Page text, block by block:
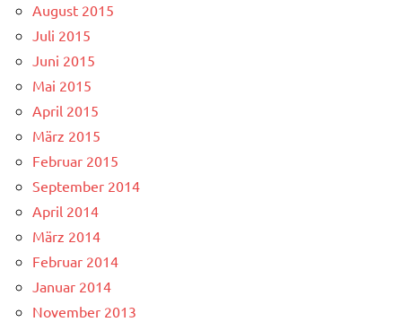
August 2015
Juli 2015
Juni 2015
Mai 2015
April 2015
März 2015
Februar 2015
September 2014
April 2014
März 2014
Februar 2014
Januar 2014
November 2013